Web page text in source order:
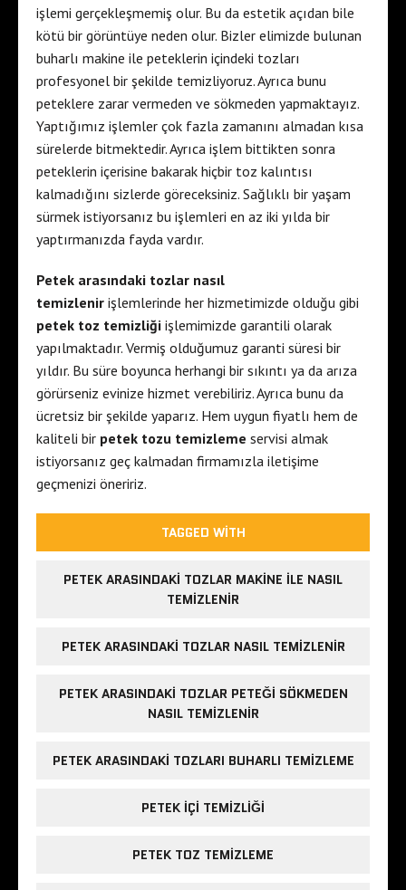
işlemi gerçekleşmemiş olur. Bu da estetik açıdan bile
kötü bir görüntüye neden olur. Bizler elimizde bulunan
buharlı makine ile peteklerin içindeki tozları
profesyonel bir şekilde temizliyoruz. Ayrıca bunu
peteklere zarar vermeden ve sökmeden yapmaktayız.
Yaptığımız işlemler çok fazla zamanını almadan kısa
sürelerde bitmektedir. Ayrıca işlem bittikten sonra
peteklerin içerisine bakarak hiçbir toz kalıntısı
kalmadığını sizlerde göreceksiniz. Sağlıklı bir yaşam
sürmek istiyorsanız bu işlemleri en az iki yılda bir
yaptırmanızda fayda vardır.
Petek arasındaki tozlar nasıl
temizlenir işlemlerinde her hizmetimizde olduğu gibi
petek toz temizliği işlemimizde garantili olarak
yapılmaktadır. Vermiş olduğumuz garanti süresi bir
yıldır. Bu süre boyunca herhangi bir sıkıntı ya da arıza
görürseniz evinize hizmet verebiliriz. Ayrıca bunu da
ücretsiz bir şekilde yaparız. Hem uygun fiyatlı hem de
kaliteli bir petek tozu temizleme servisi almak
istiyorsanız geç kalmadan firmamızla iletişime
geçmenizi öneririz.
TAGGED WITH
PETEK ARASINDAKI TOZLAR MAKINE ILE NASIL
TEMIZLENIR
PETEK ARASINDAKI TOZLAR NASIL TEMIZLENIR
PETEK ARASINDAKI TOZLAR PETEĞI SÖKMEDEN
NASIL TEMIZLENIR
PETEK ARASINDAKI TOZLARI BUHARLI TEMIZLEME
PETEK IÇI TEMIZLIĞI
PETEK TOZ TEMIZLEME